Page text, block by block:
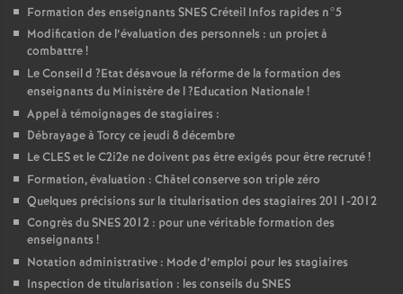
Formation des enseignants SNESCréteil Infos rapides n°5
Modification de l’évaluation des personnels : un projet à
combattre!
Le Conseil d ?Etat désavoue la réforme de la formation des
enseignants du Ministère de l?Education Nationale!
Appel à témoignages de stagiaires :
Débrayage à Torcy ce jeudi 8 décembre
LeCLESet le C2i2e ne doivent pas être exigés pour être recruté!
Formation, évaluation : Châtel conserve son triple zéro
Quelques précisions sur la titularisation des stagiaires 2011-2012
Congrès duSNES2012 : pour une véritable formation des
enseignants !
Notation administrative : Mode d’emploi pour les stagiaires
Inspection de titularisation : les conseils duSNES